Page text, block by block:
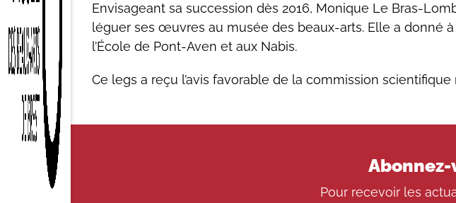
Envisageant sa succession dès 2016, Monique Le Bras-
léguer ses œuvres au musée des beaux-arts. Elle a donné
l’École de Pont-Aven et aux Nabis.
Ce legs a reçu l’avis favorable de la commission
Pour recevoir les